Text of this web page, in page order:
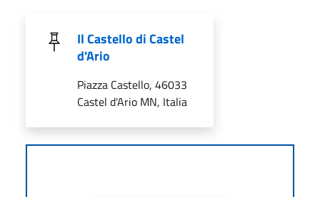
Il Castello di Castel
d'Ario
Piazza Castello, 46033
Castel d'Ario MN, Italia